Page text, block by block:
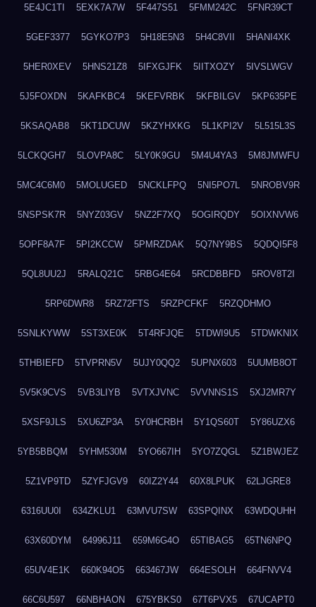
5E4JC1TI 5EXK7A7W 5F447S51 5FMM242C 5FNR39CT
5GEF3377 5GYKO7P3 5H18E5N3 5H4C8VII 5HANI4XK
5HER0XEV 5HNS21Z8 5IFXGJFK 5IITXOZY 5IVSLWGV
5J5FOXDN 5KAFKBC4 5KEFVRBK 5KFBILGV 5KP635PE
5KSAQAB8 5KT1DCUW 5KZYHXKG 5L1KPI2V 5L515L3S
5LCKQGH7 5LOVPA8C 5LY0K9GU 5M4U4YA3 5M8JMWFU
5MC4C6M0 5MOLUGED 5NCKLFPQ 5NI5PO7L 5NROBV9R
5NSPSK7R 5NYZ03GV 5NZ2F7XQ 5OGIRQDY 5OIXNVW6
5OPF8A7F 5PI2KCCW 5PMRZDAK 5Q7NY9BS 5QDQI5F8
5QL8UU2J 5RALQ21C 5RBG4E64 5RCDBBFD 5ROV8T2I
5RP6DWR8 5RZ72FTS 5RZPCFKF 5RZQDHMO
5SNLKYWW 5ST3XE0K 5T4RFJQE 5TDWI9U5 5TDWKNIX
5THBIEFD 5TVPRN5V 5UJY0QQ2 5UPNX603 5UUMB8OT
5V5K9CVS 5VB3LIYB 5VTXJVNC 5VVNNS1S 5XJ2MR7Y
5XSF9JLS 5XU6ZP3A 5Y0HCRBH 5Y1QS60T 5Y86UZX6
5YB5BBQM 5YHM530M 5YO667IH 5YO7ZQGL 5Z1BWJEZ
5Z1VP9TD 5ZYFJGV9 60IZ2Y44 60X8LPUK 62LJGRE8
6316UU0I 634ZKLU1 63MVU7SW 63SPQINX 63WDQUHH
63X60DYM 64996J11 659M6G4O 65TIBAG5 65TN6NPQ
65UV4E1K 660K94O5 663467JW 664ESOLH 664FNVV4
66C6U597 66NBHAON 675YBKS0 67T6PVX5 67UCAPT0